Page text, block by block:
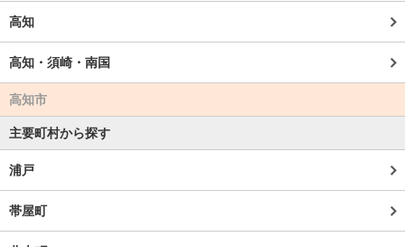
高知
高知・須崎・南国
高知市
主要町村から探す
浦戸
帯屋町